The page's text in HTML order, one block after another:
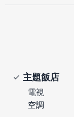
主題飯店
電視
空調